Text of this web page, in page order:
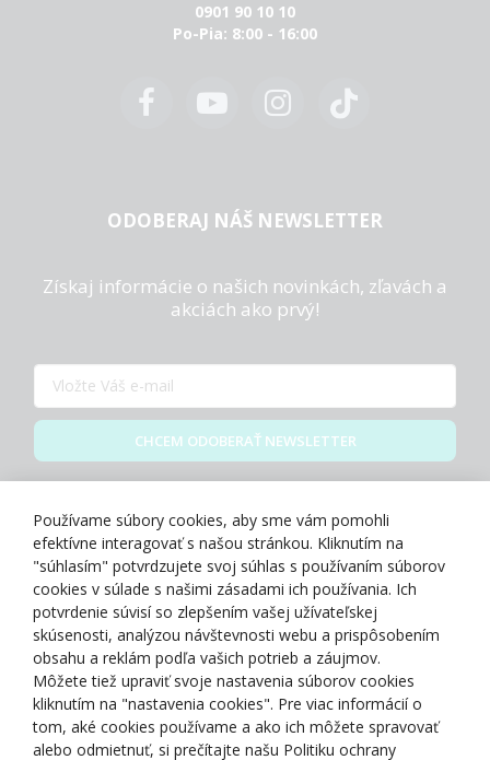
0901 90 10 10
Po-Pia: 8:00 - 16:00
ODOBERAJ NÁŠ NEWSLETTER
Získaj informácie o našich novinkách, zľavách a
akciách ako prvý!
CHCEM ODOBERAŤ NEWSLETTER
O NÁS
NAKUPOVANIE
ZÁKAZNÍCKA ZÓNA
Používame súbory cookies, aby sme vám pomohli
efektívne interagovať s našou stránkou. Kliknutím na
"súhlasím" potvrdzujete svoj súhlas s používaním súborov
cookies v súlade s našimi zásadami ich používania. Ich
potvrdenie súvisí so zlepšením vašej užívateľskej
skúsenosti, analýzou návštevnosti webu a prispôsobením
obsahu a reklám podľa vašich potrieb a záujmov.
Môžete tiež upraviť svoje nastavenia súborov cookies
kliknutím na "nastavenia cookies". Pre viac informácií o
tom, aké cookies používame a ako ich môžete spravovať
alebo odmietnuť, si prečítajte našu Politiku ochrany